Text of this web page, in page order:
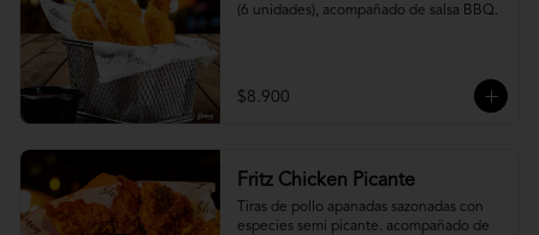
(6 unidades), acompañado de salsa BBQ.
$8.900
Fritz Chicken Picante
Tiras de pollo apanadas sazonadas con
especies semi picante. acompañado de